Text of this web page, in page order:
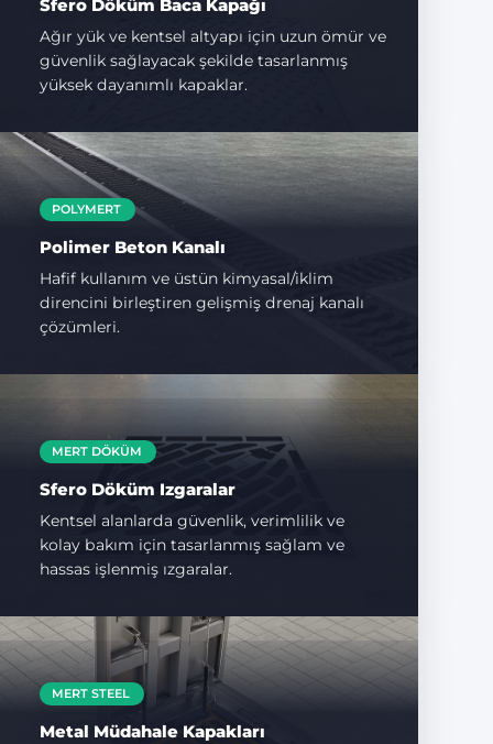
Sfero Döküm Baca Kapağı
Ağır yük ve kentsel altyapı için uzun ömür ve
güvenlik sağlayacak şekilde tasarlanmış
yüksek dayanımlı kapaklar.
POLYMERT
Polimer Beton Kanalı
Hafif kullanım ve üstün kimyasal/iklim
direncini birleştiren gelişmiş drenaj kanalı
çözümleri.
MERT DÖKÜM
Sfero Döküm Izgaralar
Kentsel alanlarda güvenlik, verimlilik ve
kolay bakım için tasarlanmış sağlam ve
hassas işlenmiş ızgaralar.
MERT STEEL
Metal Müdahale Kapakları